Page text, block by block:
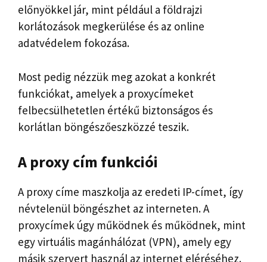
előnyökkel jár, mint például a földrajzi
korlátozások megkerülése és az online
adatvédelem fokozása.
Most pedig nézzük meg azokat a konkrét
funkciókat, amelyek a proxycímeket
felbecsülhetetlen értékű biztonságos és
korlátlan böngészőeszközzé teszik.
A proxy cím funkciói
A proxy címe maszkolja az eredeti IP-címet, így
névtelenül böngészhet az interneten. A
proxycímek úgy működnek és működnek, mint
egy virtuális magánhálózat (VPN), amely egy
másik szervert használ az internet eléréséhez.